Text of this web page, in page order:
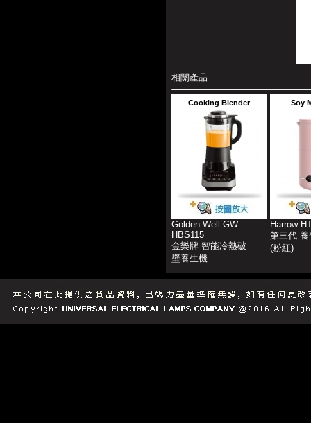
相關產品 :
Cooking Blender
Golden Well GW-
HBS115
金樂牌 智能冷熱破
壁養生機
Soy
Harrow
第三代
(粉紅)